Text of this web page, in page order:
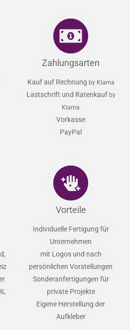
Zahlungsarten
Kauf auf Rechnung by Klarna
Lastschrift und Ratenkauf by
Klarna
Vorkasse
PayPal
Vorteile
Individuelle Fertigung für
Unternehmen
mit Logos und nach
persönlichen Vorstellungen
Sonderanfertigungen für
private Projekte
Eigene Herstellung der
Aufkleber